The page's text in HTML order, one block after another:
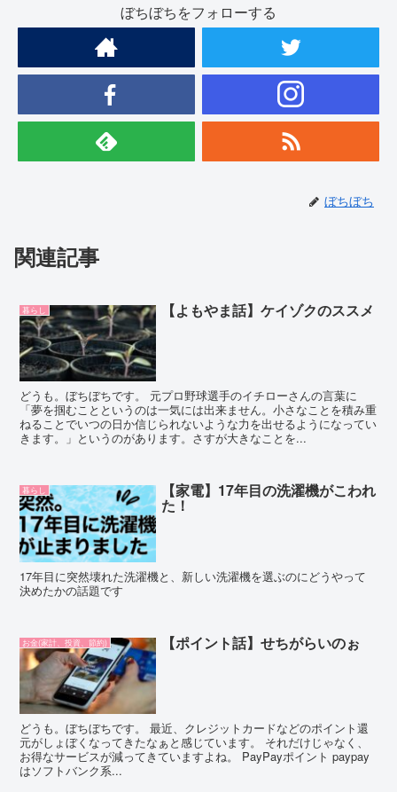
ぼちぼちをフォローする
ぼちぼち
関連記事
暮らし 【よもやま話】ケイゾクのススメ
どうも。ぼちぼちです。 元プロ野球選手のイチローさんの言葉に
「夢を掴むことというのは一気には出来ません。小さなことを積み重
ねることでいつの日か信じられないような力を出せるようになってい
きます。」というのがあります。さすが大きなことを...
暮らし 【家電】17年目の洗濯機がこわれ
た！
17年目に突然壊れた洗濯機と、新しい洗濯機を選ぶのにどうやって
決めたかの話題です
お金(家計、投資、節約) 【ポイント話】せちがらいのぉ
どうも。ぼちぼちです。 最近、クレジットカードなどのポイント還
元がしょぼくなってきたなぁと感じています。 それだけじゃなく、
お得なサービスが減ってきていますよね。 PayPayポイント paypay
はソフトバンク系...